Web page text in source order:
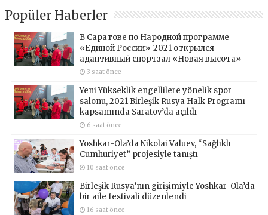
Popüler Haberler
В Саратове по Народной программе
«Единой России»-2021 открылся
адаптивный спортзал «Новая высота»
3 saat önce
Yeni Yükseklik engellilere yönelik spor
salonu, 2021 Birleşik Rusya Halk Programı
kapsamında Saratov’da açıldı
6 saat önce
Yoshkar-Ola’da Nikolai Valuev, “Sağlıklı
Cumhuriyet” projesiyle tanıştı
10 saat önce
Birleşik Rusya’nın girişimiyle Yoshkar-Ola’da
bir aile festivali düzenlendi
16 saat önce